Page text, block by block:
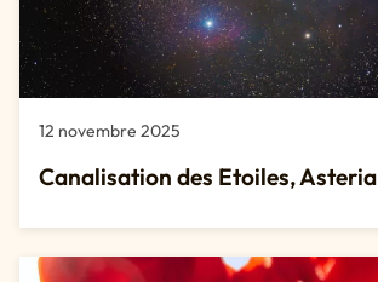
12 novembre 2025
Canalisation des Etoiles, Asteria